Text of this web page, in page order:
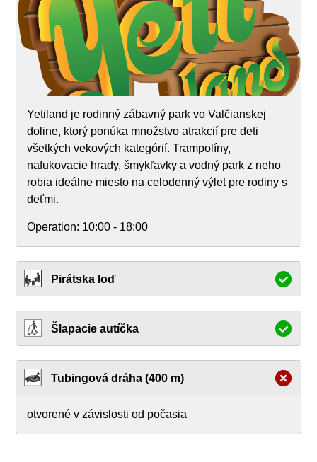
Yetiland je rodinný zábavný park vo Valčianskej
doline, ktorý ponúka množstvo atrakcií pre deti
všetkých vekových kategórií. Trampolíny,
nafukovacie hrady, šmykľavky a vodný park z neho
robia ideálne miesto na celodenný výlet pre rodiny s
deťmi.
Operation: 10:00 - 18:00
Pirátska loď
Šlapacie autíčka
Tubingová dráha (400 m)
otvorené v závislosti od počasia